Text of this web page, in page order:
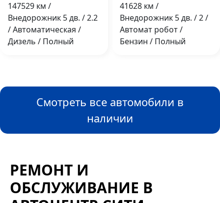
147529 км /
Внедорожник 5 дв. / 2.2
/ Автоматическая /
Дизель / Полный
41628 км /
Внедорожник 5 дв. / 2 /
Автомат робот /
Бензин / Полный
Смотреть все автомобили в
наличии
РЕМОНТ И
ОБСЛУЖИВАНИЕ В